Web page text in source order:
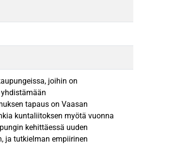
joihin on
tapaus on Vaasan
kuntaliitoksen myötä vuonna
kehittäessä uuden
ja tutkielman empiirinen